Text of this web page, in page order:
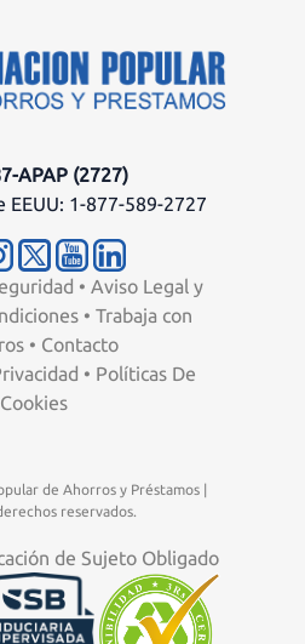
APAP (2727)
EEUU: 1-877-589-2727
• Aviso Legal y
• Trabaja con
• Contacto
• Políticas De
Cookies
de Ahorros y Préstamos |
reservados.